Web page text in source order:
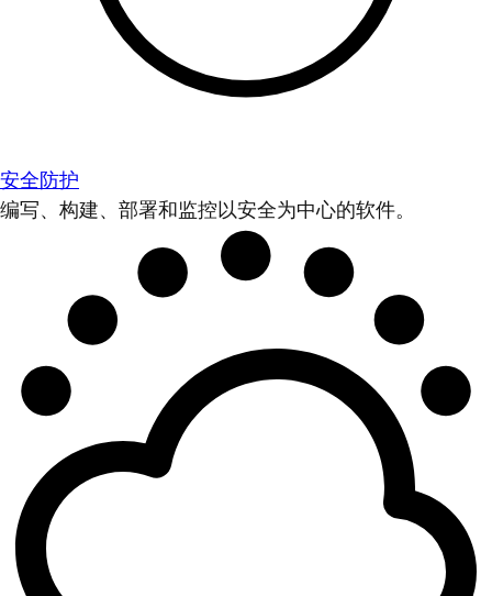
安全防护
编写、构建、部署和监控以安全为中心的软件。